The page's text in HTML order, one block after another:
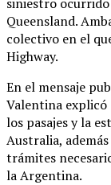
Queensland.
colectivo en el
Highway.
En el mensaje
Valentina explicó
los pasajes y la
Australia,
trámites
la Argentina.